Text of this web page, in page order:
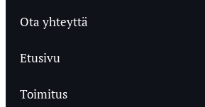
Ota yhteyttä
Etusivu
Toimitus